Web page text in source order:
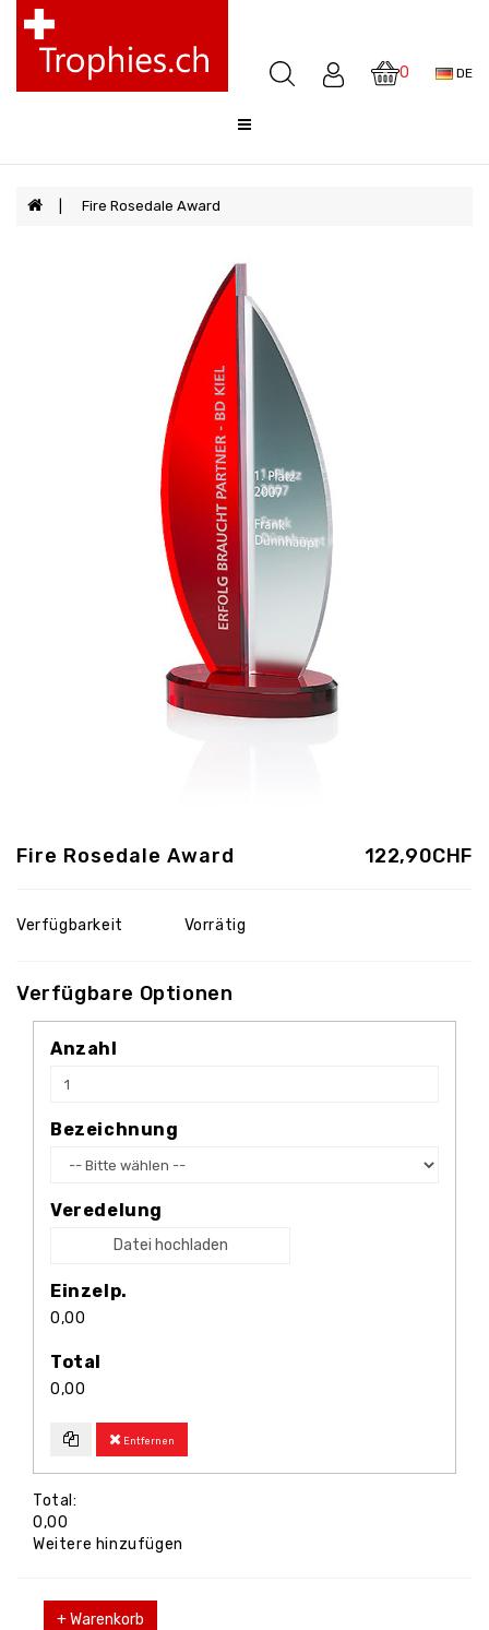
0 DE
Pokale
Medaillen
Awards
Glocken
Sale
Fire Rosedale Award
122,90CHF
Fire Rosedale Award
Verfügbarkeit Vorrätig
Verfügbare Optionen
Anzahl
Bezeichnung
Veredelung
Datei hochladen
Einzelp.
0,00
Total
0,00
Entfernen
Total:
0,00
Weitere hinzufügen
+ Warenkorb